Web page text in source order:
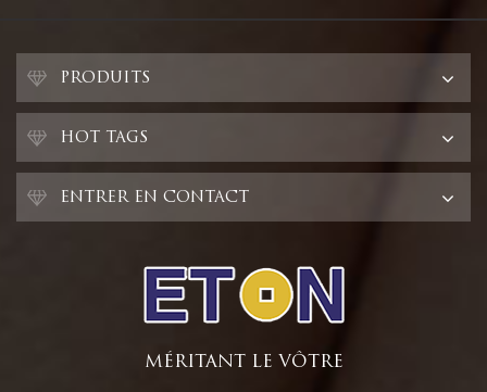
PRODUITS
HOT TAGS
ENTRER EN CONTACT
MÉRITANT LE VÔTRE